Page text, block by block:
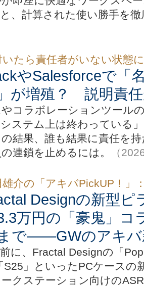
、計算された使い勝手を
いたら責任者がいない状態に
やSalesforceで「
が増殖？ 説明責
コラボレーションツール
ステム上は終わっている
結果、誰も結果に責任を
連鎖を止めるには。
（
雄介の「アキバPickUP！」
Designの新型ピ
万円の「豪鬼」コ
で――GWのアキバ
に、Fractal Designの「
S25」といったPCケースの
クステーション向けの